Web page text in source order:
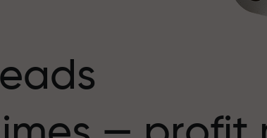
partagent les mêmes valeurs.
Loprais apporte l’esprit de